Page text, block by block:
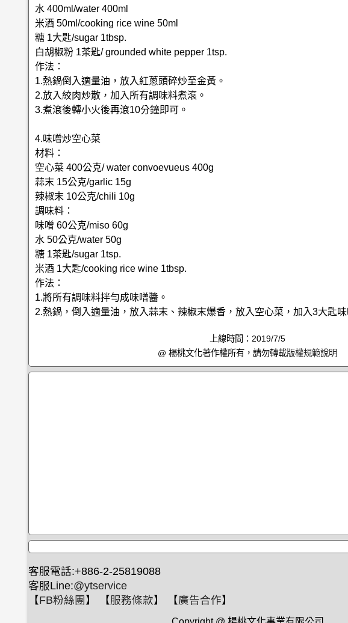
水 400ml/water 400ml
米酒 50ml/cooking rice wine 50ml
糖 1大匙/sugar 1tbsp.
白胡椒粉 1茶匙/ grounded white pepper 1tsp.
作法：
1.熱鍋倒入適量油，放入紅蔥頭碎炒至金黃。
2.放入絞肉炒散，加入所有調味料煮滾。
3.煮滾後轉小火後再滾10分鐘即可。
4.味噌炒空心菜
材料：
空心菜 400公克/ water convoevueus 400g
蒜末 15公克/garlic 15g
辣椒末 10公克/chili 10g
調味料：
味噌 60公克/miso 60g
水 50公克/water 50g
糖 1茶匙/sugar 1tsp.
米酒 1大匙/cooking rice wine 1tbsp.
作法：
1.將所有調味料拌勻成味噌醬。
2.熱鍋，倒入適量油，放入蒜末、辣椒末爆香，放入空心菜，加入3大匙
上線時間：2019/7/5
@ 楊桃文化著作權所有，請勿轉載版權規範說明
客服電話:+886-2-25819088
客服Line:@ytservice
【FB粉絲團 】 【服務條款】 【廣告合作】